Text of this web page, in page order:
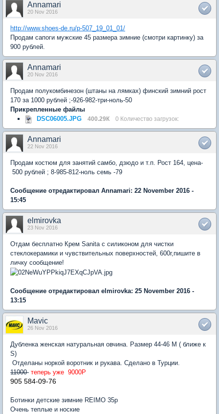
Annamari
20 Nov 2016
http://www.shoes-de.ru/p-507_19_01_01/
Продам сапоги мужские 45 размера зимние (смотри картинку) за
900 рублей.
Annamari
20 Nov 2016
Продам полукомбинезон (штаны на лямках) финский зимний рост
170 за 1000 рублей ;-926-982-три-ноль-50
Прикрепленные файлы
DSC06005.JPG
400.29К 0 Количество загрузок:
Annamari
22 Nov 2016
Продам костюм для занятий самбо, дзюдо и т.п. Рост 164, цена-
500 рублей ; 8-985-812-ноль семь -79
Сообщение отредактировал Annamari: 22 November 2016 -
15:45
elmirovka
23 Nov 2016
Отдам бесплатно Крем Sanita с силиконом для чистки
стеклокерамики и чувствительных поверхностей, 600г,пишите в
личку сообщение!
Сообщение отредактировал elmirovka: 25 November 2016 -
13:15
Mavic
26 Nov 2016
Дубленка женская натуральная овчина. Размер 44-46 М ( ближе к
S)
Отделаны норкой воротник и рукава. Сделано в Турции.
11000 теперь уже 9000Р
905 584-09-76
Ботинки детские зимние REIMO 35р
Очень теплые и ноские